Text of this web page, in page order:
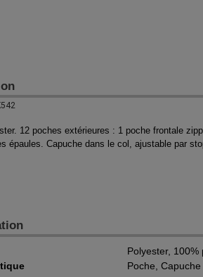
12 poches extérieures : 1 poche frontale
épaules. Capuche dans le col, ajustable par
Polyester, 100%
Poche, Capuche